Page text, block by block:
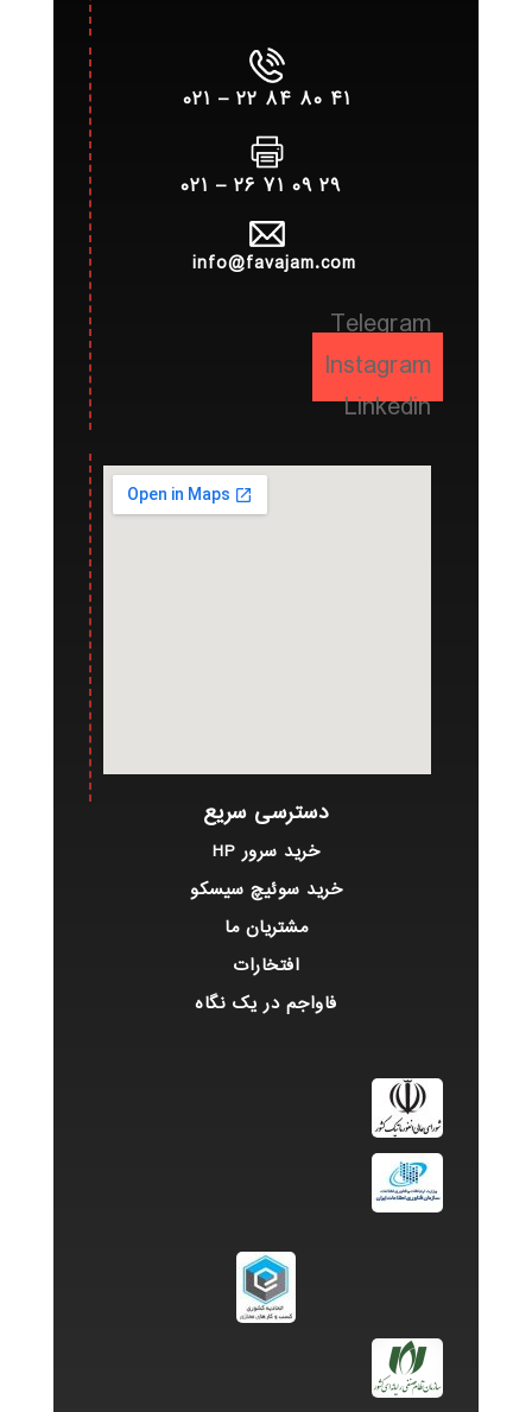
۴۱ ۸۰ ۸۴ ۲۲ – ۰۲۱
۲۹ ۰۹ ۷۱ ۲۶ – ۰۲۱
info@favajam.com
Telegram
Instagram
Linkedin
دسترسی سریع
خرید سرور HP
خرید سوئیچ سیسکو
مشتریان ما
افتخارات
فاواجم در یک نگاه